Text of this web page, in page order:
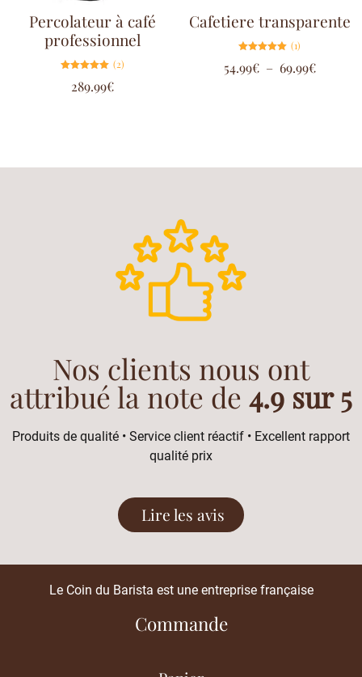
Percolateur à café
professionnel
5.00
sur 5
(2)
289.99€
Cafetiere transparente
5.00
sur 5
(1)
54.99€ – 69.99€
Nos clients nous ont
attribué la note de 4.9 sur 5
Produits de qualité • Service client réactif • Excellent rapport
qualité prix
Lire les avis
Le Coin du Barista est une entreprise française
Commande